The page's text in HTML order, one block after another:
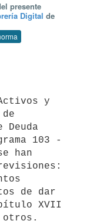
presente
Digital de
103 -
han
de dar